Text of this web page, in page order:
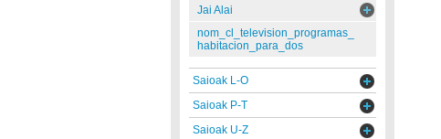
Jai Alai
nom_cl_television_programas_
habitacion_para_dos
Saioak L-O
Saioak P-T
Saioak U-Z